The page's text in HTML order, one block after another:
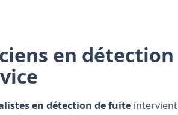
en détection
en détection de fuite intervient